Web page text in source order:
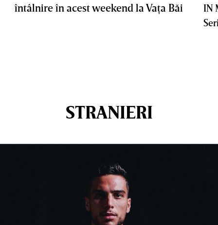
întâlnire în acest weekend la Vaţa Băi
IN
STRANIERI